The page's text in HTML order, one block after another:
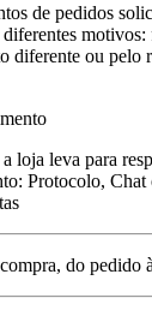
de pedidos
diferente ou pelo
loja leva para
Protocolo,
do pedido